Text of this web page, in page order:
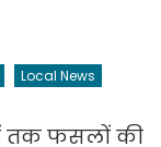
Local News
तक फसलों की